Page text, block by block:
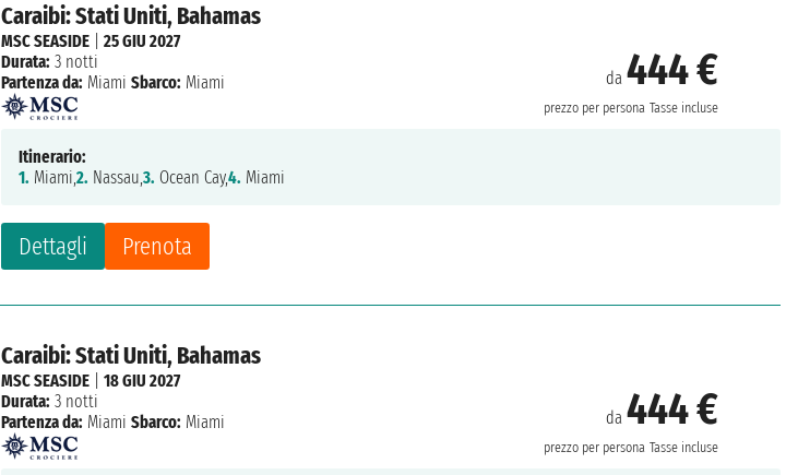
Caraibi: Stati Uniti, Bahamas
da444 €
prezzo per persona Tasse incluse
Dettagli Prenota
MSC SEASIDE |25 GIU 2027
Durata: 3 notti
Partenza da: Miami Sbarco: Miami
Itinerario:
1. Miami,2. Nassau,3. Ocean Cay,4. Miami
Caraibi: Stati Uniti, Bahamas
da444 €
prezzo per persona Tasse incluse
MSC SEASIDE |18 GIU 2027
Durata: 3 notti
Partenza da: Miami Sbarco: Miami